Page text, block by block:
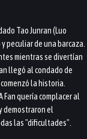
Tao Junran (Luo
peculiar de una barcaza.
mientras se divertían
llegó al condado de
la historia.
Fan quería complacer al
demostraron el
las "dificultades".